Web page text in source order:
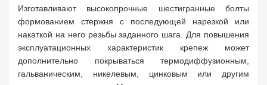
Изготавливают высокопрочные шестигранные болты
формованием стержня с последующей нарезкой или
накаткой на него резьбы заданного шага. Для повышения
эксплуатационных характеристик крепеж может
дополнительно покрываться термодиффузионным,
гальваническим, никелевым, цинковым или другим